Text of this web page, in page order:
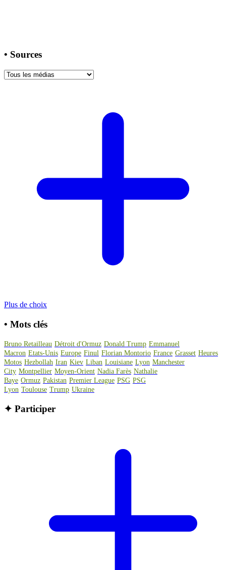
• Sources
Plus de choix
• Mots clés
Bruno Retailleau Détroit d'Ormuz Donald Trump Emmanuel
Macron Etats-Unis Europe Finul Florian Montorio France Grasset Heures
Motos Hezbollah Iran Kiev Liban Louisiane Lyon Manchester
City Montpellier Moyen-Orient Nadia Farès Nathalie
Baye Ormuz Pakistan Premier League PSG PSG
Lyon Toulouse Trump Ukraine
✦ Participer